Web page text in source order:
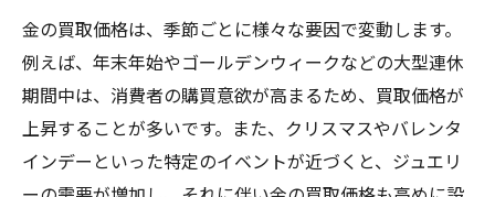
金の買取価格は、季節ごとに様々な要因で変動します。
例えば、年末年始やゴールデンウィークなどの大型連休
期間中は、消費者の購買意欲が高まるため、買取価格が
上昇することが多いです。また、クリスマスやバレンタ
インデーといった特定のイベントが近づくと、ジュエリ